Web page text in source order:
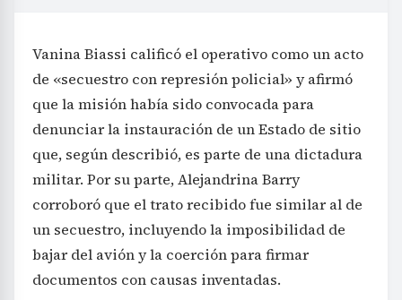
Vanina Biassi calificó el operativo como un acto
de «secuestro con represión policial» y afirmó
que la misión había sido convocada para
denunciar la instauración de un Estado de sitio
que, según describió, es parte de una dictadura
militar. Por su parte, Alejandrina Barry
corroboró que el trato recibido fue similar al de
un secuestro, incluyendo la imposibilidad de
bajar del avión y la coerción para firmar
documentos con causas inventadas.